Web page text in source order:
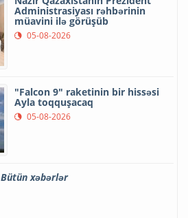
Administrasiyası rəhbərinin
müavini ilə görüşüb
05-08-2026
"Falcon 9" raketinin bir hissəsi
Ayla toqquşacaq
05-08-2026
Bütün xəbərlər